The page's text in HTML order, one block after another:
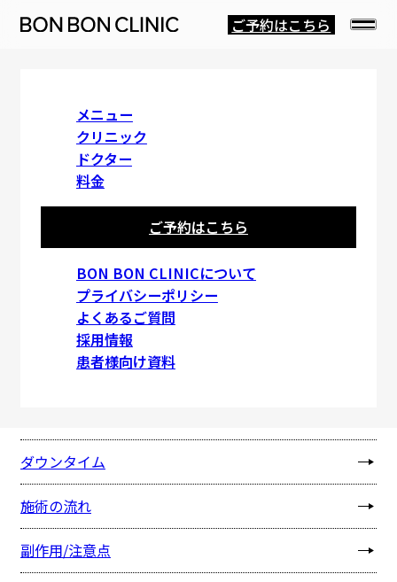
ご予約はこちら
メニュー
クリニック
ドクター
料金
ご予約はこちら
BON BON CLINICについて
プライバシーポリシー
よくあるご質問
採用情報
患者様向け資料
SMILE LIFT
目次
口角挙上術とは
口角挙上術について
ダウンタイム
施術の流れ
副作用/注意点